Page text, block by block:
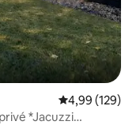
Évaluation
4,99 (129)
*Jacuzzi